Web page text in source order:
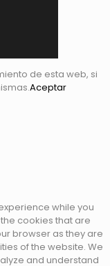
de esta web, si
Aceptar
while you
cookies that are
browser as they are
of the website. We
and understand